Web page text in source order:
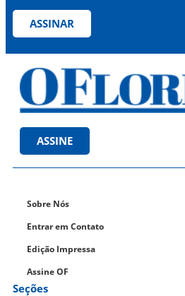
ASSINAR
ASSINE
Sobre Nós
Entrar em Contato
Edição Impressa
Assine OF
Seções